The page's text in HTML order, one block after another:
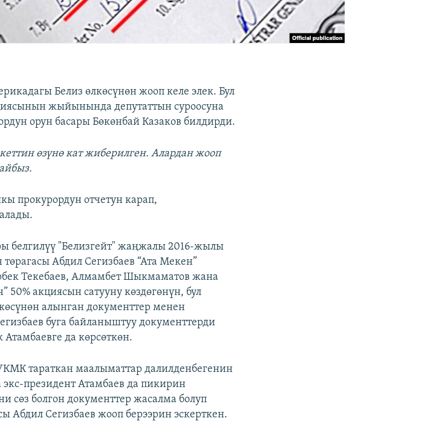
Белиз өлкөсүнөн жооп келе элек. Бул
жыйынында депутаттын суроосуна
орун басары Бөкөнбай Казаков билдирди.
өзүнө кат жиберилген. Алардан жооп
прокурордун отчетун карап,
белгилүү "Белизгейт" жаңжалы 2016-жылы
Абдил Сегизбаев “Ата Мекен”
Текебаев, Алмамбет Шыкмаматов жана
50% акциясын сатууну көздөгөнүн, бул
алынган документтер менен
буга байланыштуу документтерди
да көрсөткөн.
тараткан маалыматтар далилденбегенин
президент Атамбаев да пикирин
сөз болгон документтер жасалма болуп
Абдил Сегизбаев жооп берээрин эскерткен.